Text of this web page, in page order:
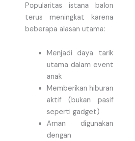
Popularitas istana balon
terus meningkat karena
beberapa alasan utama:
Menjadi daya tarik
utama dalam event
anak
Memberikan hiburan
aktif (bukan pasif
seperti gadget)
Aman digunakan
dengan